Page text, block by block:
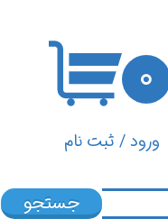
ورود/ ثبت نام
۰
جستجو